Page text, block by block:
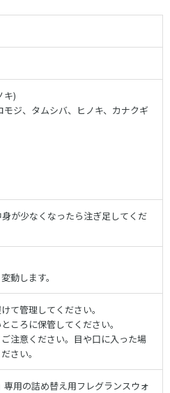
キ)
ジ、タムシバ、ヒノキ、カナクギ
が少なくなったら注ぎ足してくだ
動します。
て管理してください。
ころに保管してください。
注意ください。目や口に入った場
さい。
専用の詰め替え用フレグランスウォ